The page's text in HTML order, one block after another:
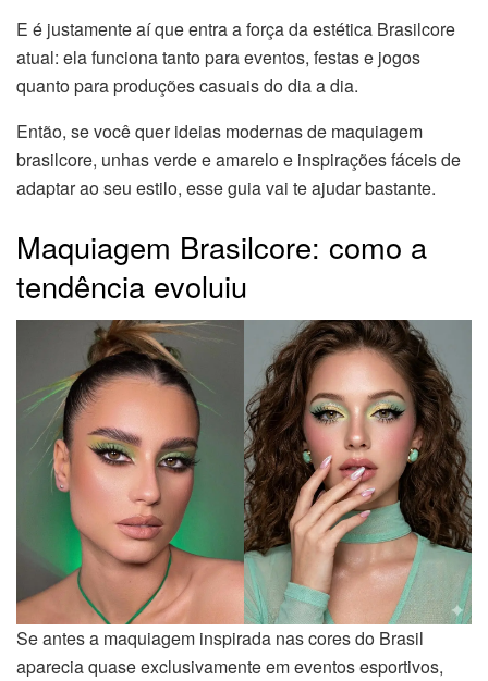
E é justamente aí que entra a força da estética Brasilcore
atual: ela funciona tanto para eventos, festas e jogos
quanto para produções casuais do dia a dia.
Então, se você quer ideias modernas de maquiagem
brasilcore, unhas verde e amarelo e inspirações fáceis de
adaptar ao seu estilo, esse guia vai te ajudar bastante.
Maquiagem Brasilcore: como a
tendência evoluiu
Se antes a maquiagem inspirada nas cores do Brasil
aparecia quase exclusivamente em eventos esportivos,